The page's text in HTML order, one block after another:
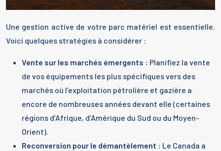
Une gestion active de votre parc matériel est essentielle.
Voici quelques stratégies à considérer :
Vente sur les marchés émergents : Planifiez la vente
de vos équipements les plus spécifiques vers des
marchés où l’exploitation pétrolière et gazière a
encore de nombreuses années devant elle (certaines
régions d’Afrique, d’Amérique du Sud ou du Moyen-
Orient).
Reconversion pour le démantèlement : Le Canada a